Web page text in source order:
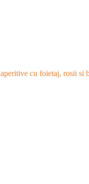
aperitive cu foietaj, rosii si